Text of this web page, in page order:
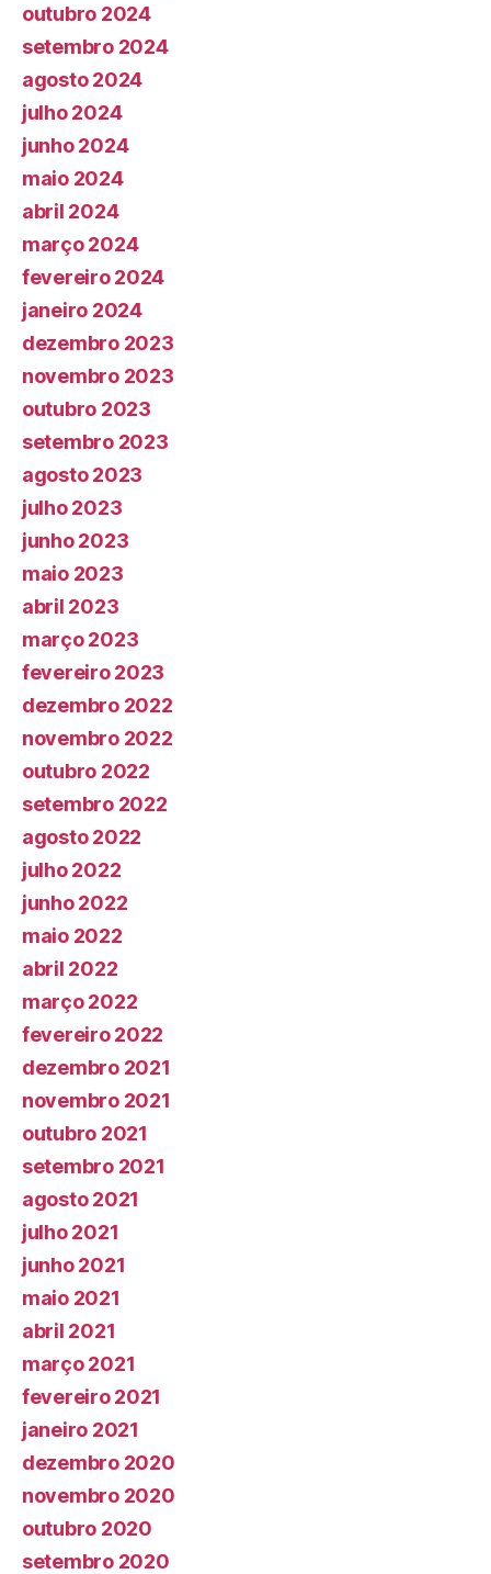
outubro 2024
setembro 2024
agosto 2024
julho 2024
junho 2024
maio 2024
abril 2024
março 2024
fevereiro 2024
janeiro 2024
dezembro 2023
novembro 2023
outubro 2023
setembro 2023
agosto 2023
julho 2023
junho 2023
maio 2023
abril 2023
março 2023
fevereiro 2023
dezembro 2022
novembro 2022
outubro 2022
setembro 2022
agosto 2022
julho 2022
junho 2022
maio 2022
abril 2022
março 2022
fevereiro 2022
dezembro 2021
novembro 2021
outubro 2021
setembro 2021
agosto 2021
julho 2021
junho 2021
maio 2021
abril 2021
março 2021
fevereiro 2021
janeiro 2021
dezembro 2020
novembro 2020
outubro 2020
setembro 2020